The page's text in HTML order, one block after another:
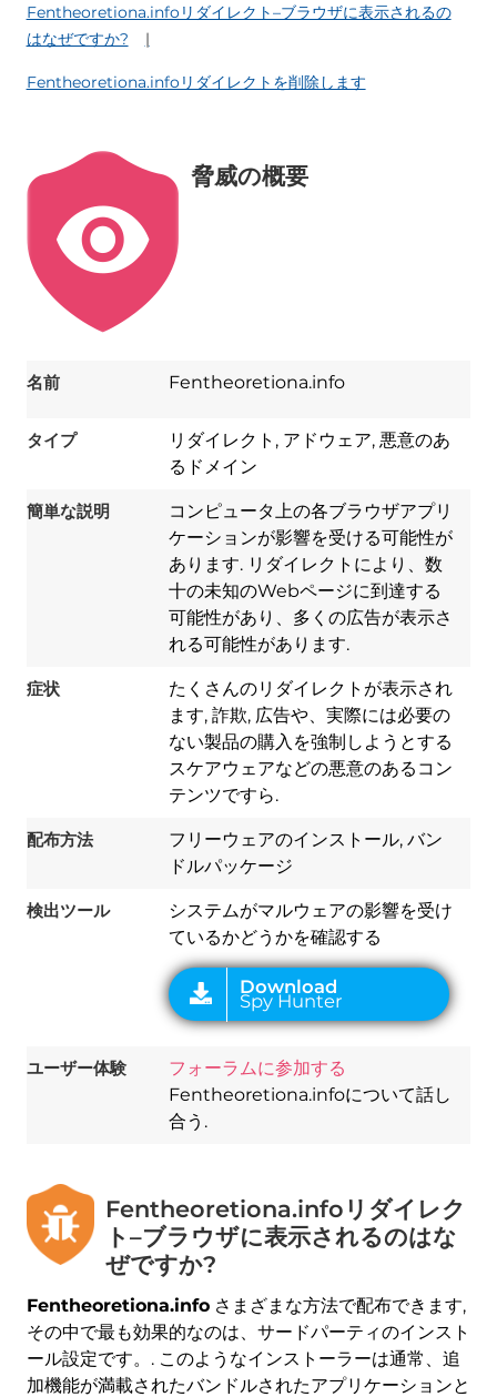
Fentheoretiona.infoリダイレクト–ブラウザに表示されるの
はなぜですか?
Fentheoretiona.infoリダイレクトを削除します
脅威の概要
名前 Fentheoretiona.info
タイプ
リダイレクト, アドウェア, 悪意のあ
るドメイン
簡単な説明
コンピュータ上の各ブラウザアプリ
ケーションが影響を受ける可能性が
あります. リダイレクトにより、数
十の未知のWebページに到達する
可能性があり、多くの広告が表示さ
れる可能性があります.
症状
たくさんのリダイレクトが表示され
ます, 詐欺, 広告や、実際には必要の
ない製品の購入を強制しようとする
スケアウェアなどの悪意のあるコン
テンツですら.
配布方法
フリーウェアのインストール, バン
ドルパッケージ
検出ツール
システムがマルウェアの影響を受け
ているかどうかを確認する
Download
Spy Hunter
ユーザー体験
フォーラムに参加する
Fentheoretiona.infoについて話し
合う.
Fentheoretiona.infoリダイレク
ト–ブラウザに表示されるのはな
ぜですか?
Fentheoretiona.infoさまざまな方法で配布できます,
その中で最も効果的なのは、サードパーティのインスト
ール設定です。. このようなインストーラーは通常、追
加機能が満載されたバンドルされたアプリケーションと